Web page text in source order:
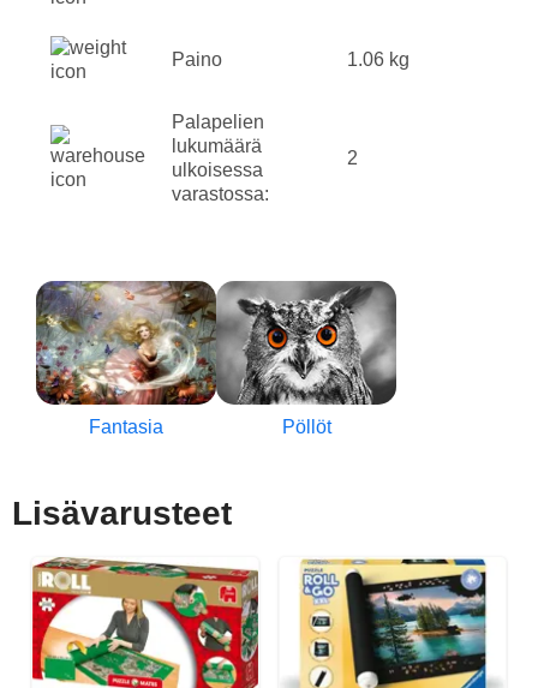
Paino 1.06 kg
Palapelien
lukumäärä
ulkoisessa
varastossa:
2
Fantasia Pöllöt
Lisävarusteet